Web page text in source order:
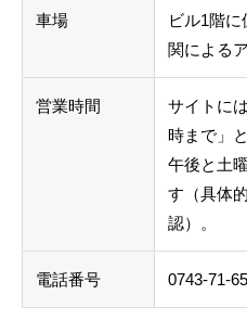
車場
ビル1階
関による
営業時間
サイトに
時まで」
午後と土
す（具体
認）。
電話番号 0743-71-